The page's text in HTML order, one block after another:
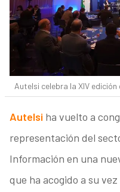
Autelsi celebra la XIV
Autelsi ha vuelto a
representación del
Información en una
que ha acogido a su